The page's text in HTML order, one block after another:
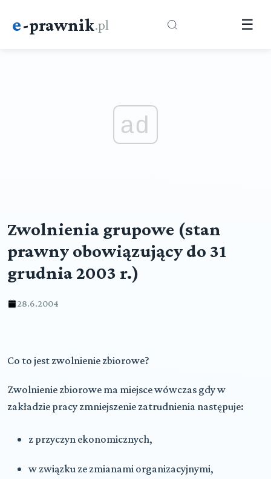
e-prawnik.pl ☰
ad
Zwolnienia grupowe (stan
prawny obowiązujący do 31
grudnia 2003 r.)
28.6.2004
Co to jest zwolnienie zbiorowe?
Zwolnienie zbiorowe ma miejsce wówczas gdy w
zakładzie pracy zmniejszenie zatrudnienia następuje:
z przyczyn ekonomicznych,
w związku ze zmianami organizacyjnymi,